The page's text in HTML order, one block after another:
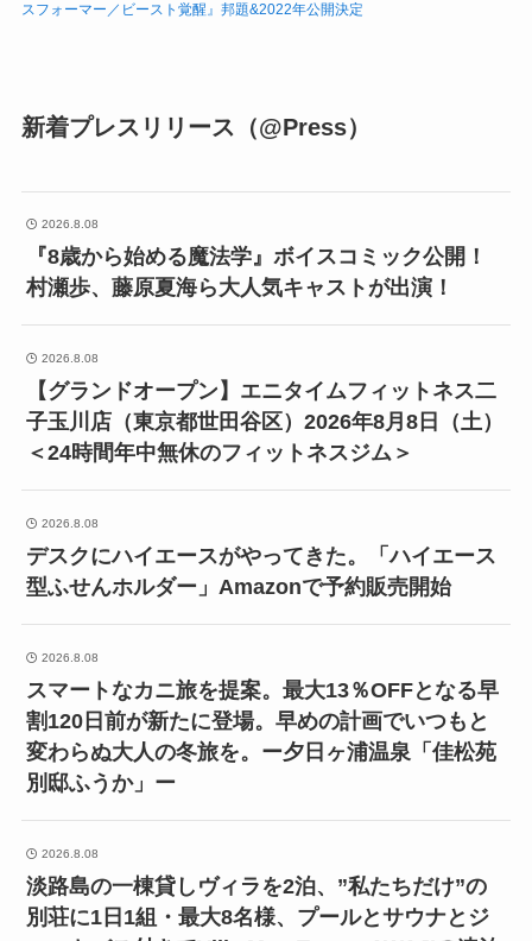
スフォーマー／ビースト覚醒』邦題&2022年公開決定
新着プレスリリース（@Press）
2026.8.08
『8歳から始める魔法学』ボイスコミック公開！
村瀬歩、藤原夏海ら大人気キャストが出演！
2026.8.08
【グランドオープン】エニタイムフィットネス二
子玉川店（東京都世田谷区）2026年8月8日（土）
＜24時間年中無休のフィットネスジム＞
2026.8.08
デスクにハイエースがやってきた。「ハイエース
型ふせんホルダー」Amazonで予約販売開始
2026.8.08
スマートなカニ旅を提案。最大13％OFFとなる早
割120日前が新たに登場。早めの計画でいつもと
変わらぬ大人の冬旅を。ー夕日ヶ浦温泉「佳松苑
別邸ふうか」ー
2026.8.08
淡路島の一棟貸しヴィラを2泊、”私たちだけ”の
別荘に1日1組・最大8名様、プールとサウナとジ